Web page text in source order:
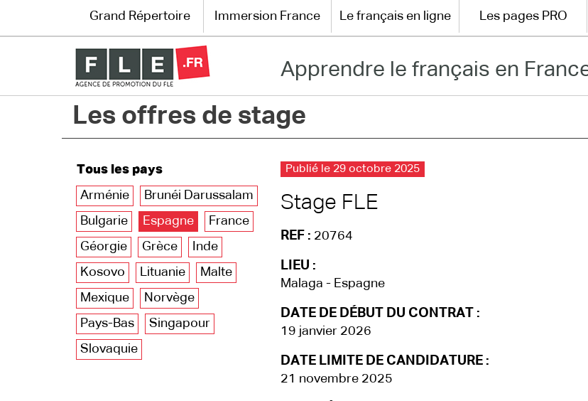
Grand Répertoire
Immersion France
Les pages PRO
Grand Répertoire Immersion France Le français en ligne Les pages PRO
Apprendre le français en
Les offres de stage
Tous les pays
Arménie
Brunéi Darussalam
Bulgarie
Espagne
France
Géorgie
Grèce
Inde
Kosovo
Lituanie
Malte
Mexique
Norvège
Pays-Bas
Singapour
Slovaquie
Publié le 29 octobre 2025
Stage FLE
REF : 20764
LIEU :
Malaga - Espagne
DATE DE DÉBUT DU CONTRAT :
19 janvier 2026
DATE LIMITE DE CANDIDATURE :
21 novembre 2025